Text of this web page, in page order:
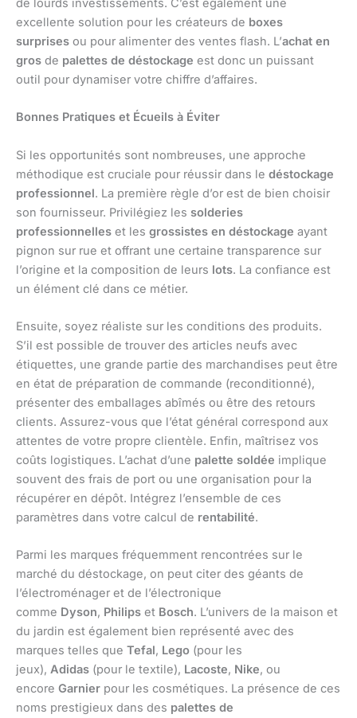
de lourds investissements. C’est également une
excellente solution pour les créateurs de boxes
surprises ou pour alimenter des ventes flash. L’achat en
gros de palettes de déstockage est donc un puissant
outil pour dynamiser votre chiffre d’affaires.
Bonnes Pratiques et Écueils à Éviter
Si les opportunités sont nombreuses, une approche
méthodique est cruciale pour réussir dans le déstockage
professionnel. La première règle d’or est de bien choisir
son fournisseur. Privilégiez les solderies
professionnelles et les grossistes en déstockage ayant
pignon sur rue et offrant une certaine transparence sur
l’origine et la composition de leurs lots. La confiance est
un élément clé dans ce métier.
Ensuite, soyez réaliste sur les conditions des produits.
S’il est possible de trouver des articles neufs avec
étiquettes, une grande partie des marchandises peut être
en état de préparation de commande (reconditionné),
présenter des emballages abîmés ou être des retours
clients. Assurez-vous que l’état général correspond aux
attentes de votre propre clientèle. Enfin, maîtrisez vos
coûts logistiques. L’achat d’une palette soldée implique
souvent des frais de port ou une organisation pour la
récupérer en dépôt. Intégrez l’ensemble de ces
paramètres dans votre calcul de rentabilité.
Parmi les marques fréquemment rencontrées sur le
marché du déstockage, on peut citer des géants de
l’électroménager et de l’électronique
comme Dyson, Philips et Bosch. L’univers de la maison et
du jardin est également bien représenté avec des
marques telles que Tefal, Lego (pour les
jeux), Adidas (pour le textile), Lacoste, Nike, ou
encore Garnier pour les cosmétiques. La présence de ces
noms prestigieux dans des palettes de